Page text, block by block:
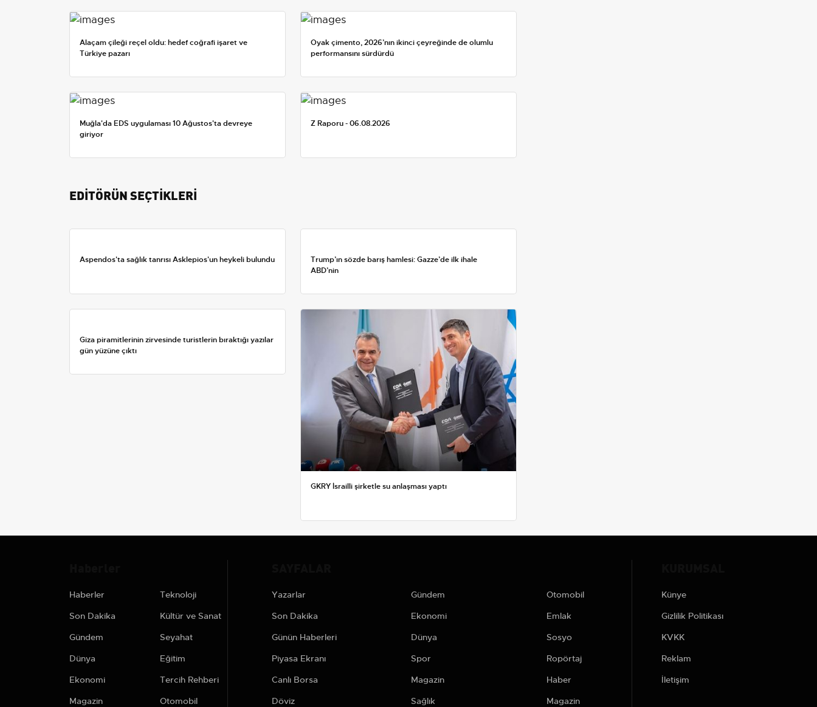
Alaçam çileği reçel oldu: hedef coğrafi işaret ve
Türkiye pazarı
Oyak çimento, 2026’nın ikinci çeyreğinde de olumlu
performansını sürdürdü
Muğla'da EDS uygulaması 10 Ağustos'ta devreye
giriyor
Z Raporu - 06.08.2026
EDİTÖRÜN SEÇTİKLERİ
Aspendos'ta sağlık tanrısı Asklepios'un heykeli bulundu
Trump’ın sözde barış hamlesi: Gazze’de ilk ihale
ABD’nin
Giza piramitlerinin zirvesinde turistlerin bıraktığı yazılar
gün yüzüne çıktı
GKRY İsrailli şirketle su anlaşması yaptı
Haberler
Son Dakika
Gündem
Dünya
Ekonomi
Magazin
Teknoloji
Kültür ve Sanat
Seyahat
Eğitim
Tercih Rehberi
Otomobil
Yazarlar
Son Dakika
Günün Haberleri
Piyasa Ekranı
Canlı Borsa
Döviz
Gündem
Ekonomi
Dünya
Spor
Magazin
Sağlık
Otomobil
Emlak
Sosyo
Ropörtaj
Haber
Magazin
Künye
Gizlilik Politikası
KVKK
Reklam
İletişim